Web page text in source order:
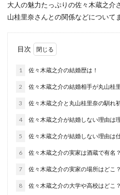
大人の魅力たっぷりの佐々木蔵之介
山桂里奈さんとの関係などについて
目次
1 佐々木蔵之介の結婚歴は！
2 佐々木蔵之介の結婚相手が丸山桂
3 佐々木蔵之介と丸山桂里奈の馴れ
4 佐々木蔵之介が結婚しない理由は
5 佐々木蔵之介が結婚しない理由は
6 佐々木蔵之介の実家は酒蔵で有名？
7 佐々木蔵之介の実家の場所はどこ？
8 佐々木蔵之介の大学や高校はどこ？